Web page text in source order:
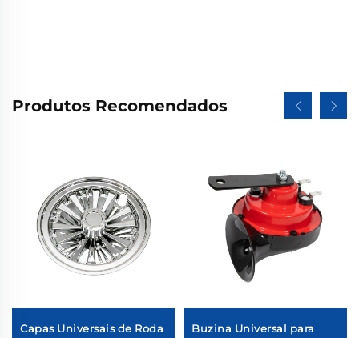
Produtos Recomendados
Capas Universais de Roda
Buzina Universal para